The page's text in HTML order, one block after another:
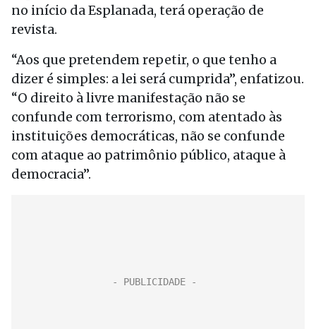
no início da Esplanada, terá operação de
revista.
“Aos que pretendem repetir, o que tenho a
dizer é simples: a lei será cumprida”, enfatizou.
“O direito à livre manifestação não se
confunde com terrorismo, com atentado às
instituições democráticas, não se confunde
com ataque ao patrimônio público, ataque à
democracia”.